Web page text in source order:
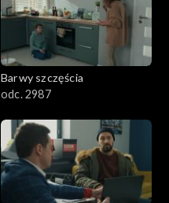
Barwy szczęścia
odc. 2987